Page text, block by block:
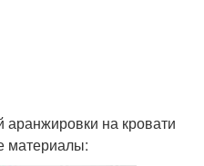
аранжировки на кровати
материалы: